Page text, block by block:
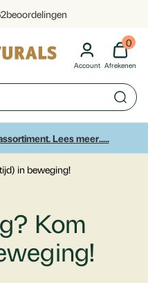
beoordelingen
Account
0
Afrekenen
Lees meer.....
in beweging!
Kom